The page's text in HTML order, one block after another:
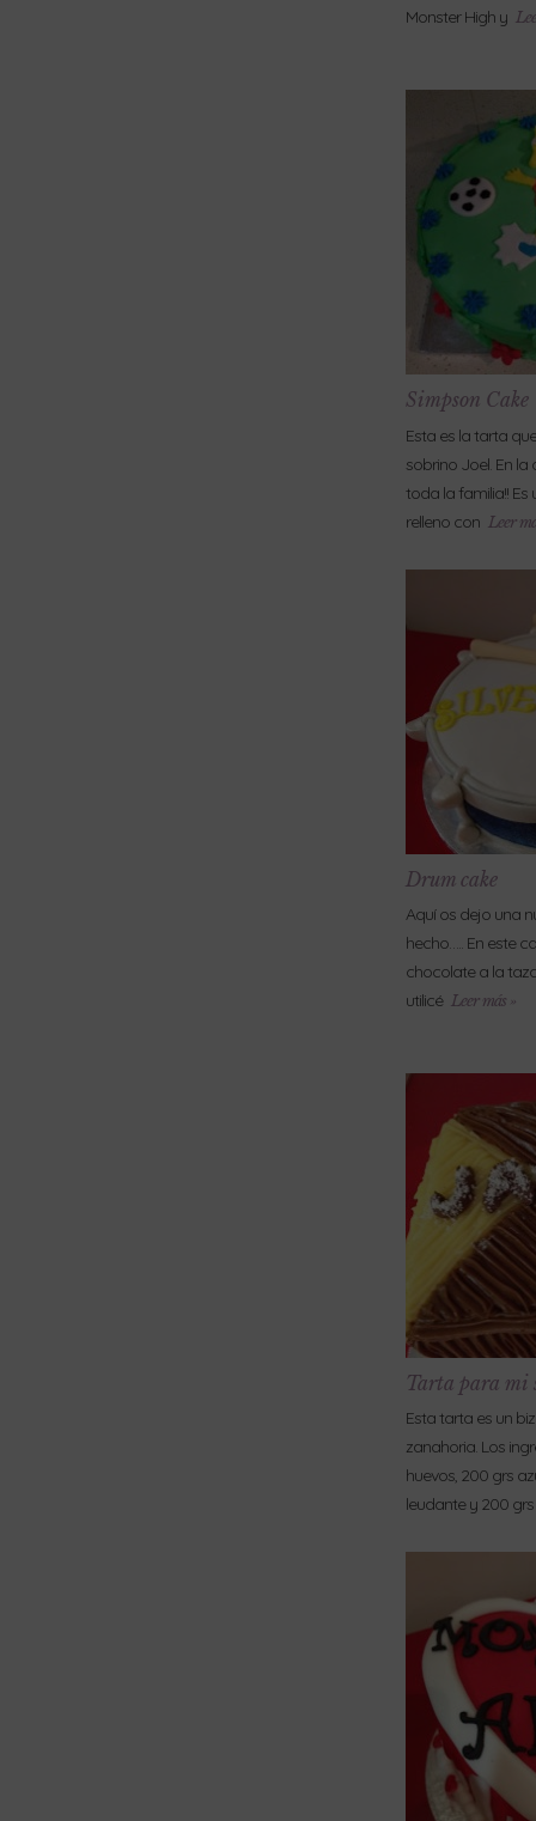
Monster High y
Simpson Cake
Esta es la tarta
sobrino Joel. En
toda la familia!!
relleno con Leer
Drum cake
Aquí os dejo una
hecho….. En este
chocolate a la
utilicé Leer más »
Tarta para mi
Esta tarta es un
zanahoria. Los
huevos, 200 grs
leudante y 200 grs